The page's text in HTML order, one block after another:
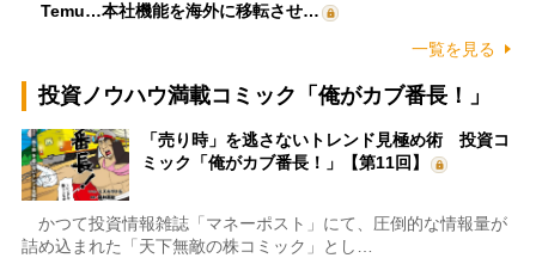
Temu…本社機能を海外に移転させ…
一覧を見る
投資ノウハウ満載コミック「俺がカブ番長！」
「売り時」を逃さないトレンド見極め術 投資コ
ミック「俺がカブ番長！」【第11回】
かつて投資情報雑誌「マネーポスト」にて、圧倒的な情報量が
詰め込まれた「天下無敵の株コミック」とし…